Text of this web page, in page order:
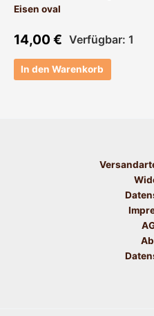
Eisen oval
14,00€ Verfügbar: 1
In den Warenkorb